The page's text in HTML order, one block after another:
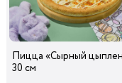
39i 40 гр
Пицца «Сырный
30 см